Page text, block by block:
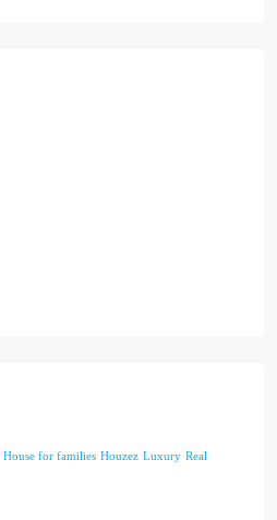
House for families Houzez Luxury Real